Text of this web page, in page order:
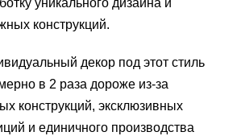
уникального дизайна и
конструкций.
декор под этот стиль
в 2 раза дороже из‑за
конструкций, эксклюзивных
и единичного производства